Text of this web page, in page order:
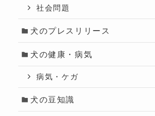
社会問題
犬のプレスリリース
犬の健康・病気
病気・ケガ
犬の豆知識